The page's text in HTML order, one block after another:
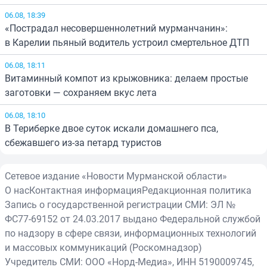
06.08, 18:39
«Пострадал несовершеннолетний мурманчанин»:
в Карелии пьяный водитель устроил смертельное ДТП
06.08, 18:11
Витаминный компот из крыжовника: делаем простые
заготовки — сохраняем вкус лета
06.08, 18:10
В Териберке двое суток искали домашнего пса,
сбежавшего из-за петард туристов
Сетевое издание «Новости Мурманской области»
О насКонтактная информацияРедакционная политика
Запись о государственной регистрации СМИ: ЭЛ №
ФС77-69152 от 24.03.2017 выдано Федеральной службой
по надзору в сфере связи, информационных технологий
и массовых коммуникаций (Роскомнадзор)
Учредитель СМИ: ООО «Норд-Медиа», ИНН 5190009745,